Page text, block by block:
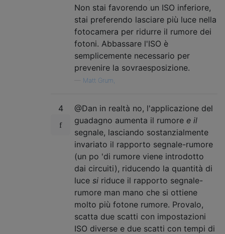
Non stai favorendo un ISO inferiore,
stai preferendo lasciare più luce nella
fotocamera per ridurre il rumore dei
fotoni. Abbassare l'ISO è
semplicemente necessario per
prevenire la sovraesposizione.
Matt Grum,
4
@Dan in realtà no, l'applicazione del
guadagno aumenta il rumore e il
segnale, lasciando sostanzialmente
invariato il rapporto segnale-rumore
(un po 'di rumore viene introdotto
dai circuiti), riducendo la quantità di
luce si riduce il rapporto segnale-
rumore man mano che si ottiene
molto più fotone rumore. Provalo,
scatta due scatti con impostazioni
ISO diverse e due scatti con tempi di